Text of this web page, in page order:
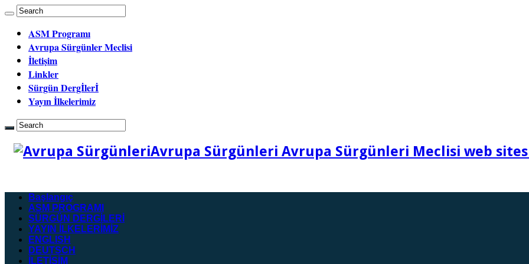
ASM Programı
Avrupa Sürgünler Meclisi
İletişim
Linkler
Sürgün Dergİlerİ
Yayın İlkelerimiz
Avrupa Sürgünleri Avrupa Sürgünleri Meclisi web
Başlangıç
ASM PROGRAMI
SÜRGÜN DERGİLERİ
YAYIN İLKELERİMİZ
ENGLISH
DEUTSCH
İLETİŞİM